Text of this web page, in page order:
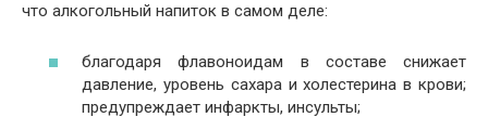
что алкогольный напиток в самом деле:
благодаря флавоноидам в составе снижает
давление, уровень сахара и холестерина в крови;
предупреждает инфаркты, инсульты;